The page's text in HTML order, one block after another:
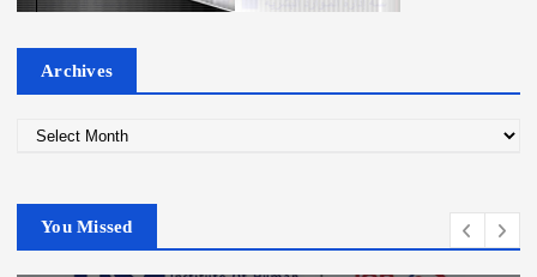
Archives
You Missed